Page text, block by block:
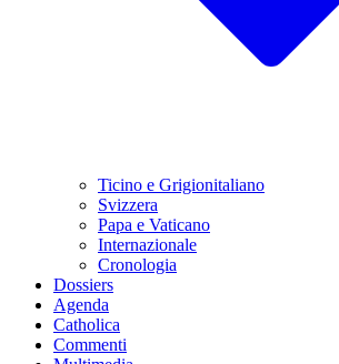
Ticino e Grigionitaliano
Svizzera
Papa e Vaticano
Internazionale
Cronologia
Dossiers
Agenda
Catholica
Commenti